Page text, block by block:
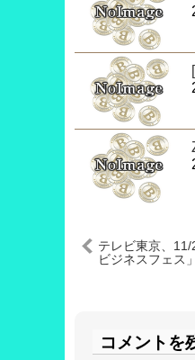
テレビ東京、
ビジネスフェス
コメントを